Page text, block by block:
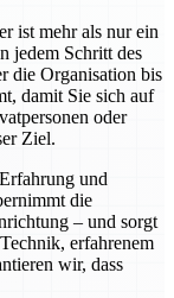
ist mehr als nur ein
jedem Schritt des
die Organisation bis
damit Sie sich auf
oder
Ziel.
und
die
– und sorgt
erfahrenem
wir, dass